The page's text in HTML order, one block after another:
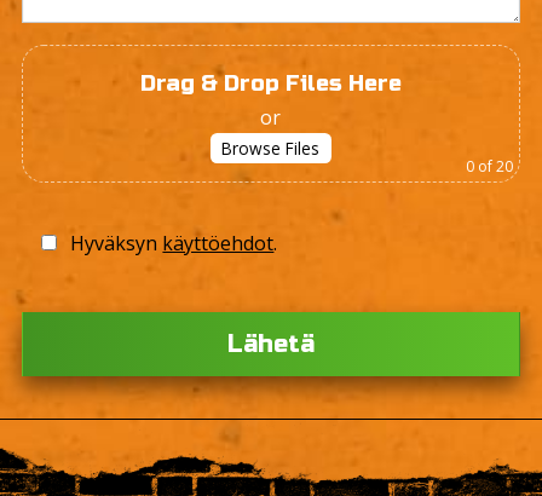
Drag & Drop Files Here
or
Browse Files
0of 20
Hyväksyn käyttöehdot.